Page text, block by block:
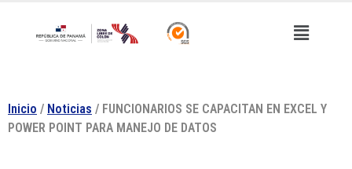
Inicio / Noticias / FUNCIONARIOS SE CAPACITAN EN EXCEL Y
POWER POINT PARA MANEJO DE DATOS